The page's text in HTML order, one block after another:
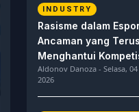
INDUSTRY
Rasisme dalam
Ancaman yang Terus
Menghantui
Aldonov Danoza - Selasa,
2026